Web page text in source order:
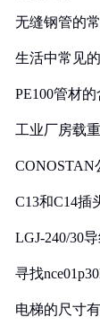
无缝钢管的
生活中常见
PE100管材
工业厂房载
CONOSTAN
C13和C14插
LGJ-240/30
寻找
电梯的尺寸